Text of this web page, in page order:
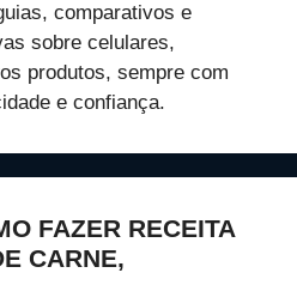
comparativos e
sobre celulares,
produtos, sempre com
e confiança.
FAZER RECEITA
CARNE,